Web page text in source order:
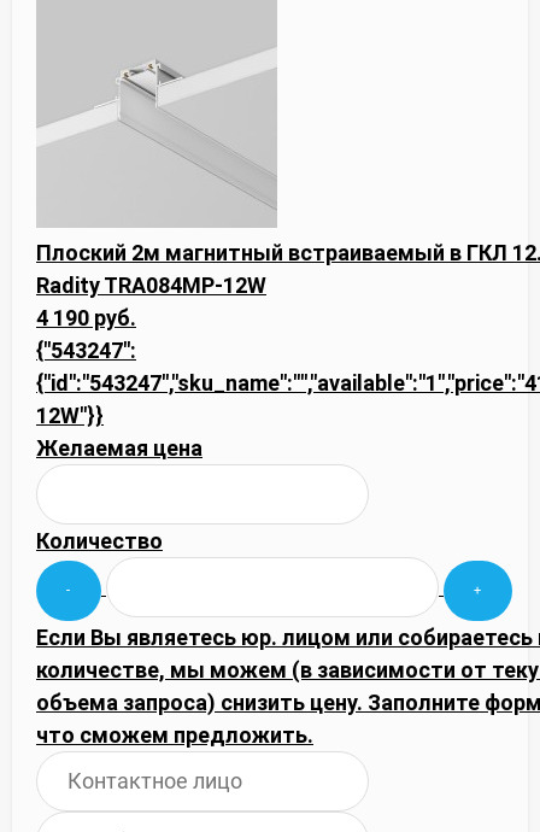
Плоский 2м магнитный встраиваемый в ГКЛ
Radity TRA084MP-12W
4 190 руб.
{"543247":
12W"}}
Желаемая цена
Количество
Если Вы являетесь юр. лицом или
количестве, мы можем (в зависимости от
объема запроса) снизить цену. Заполните
что сможем предложить.